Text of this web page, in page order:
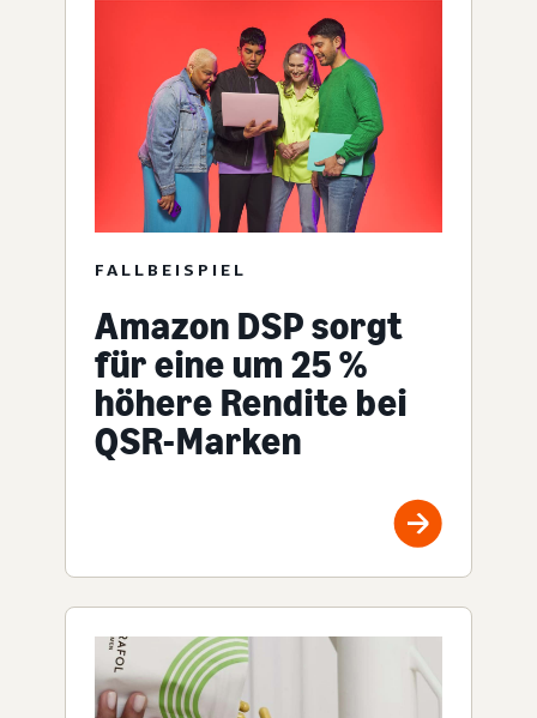
FALLBEISPIEL
Amazon DSP sorgt
für eine um 25 %
höhere Rendite bei
QSR-Marken